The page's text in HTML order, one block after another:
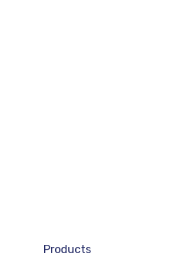
Products